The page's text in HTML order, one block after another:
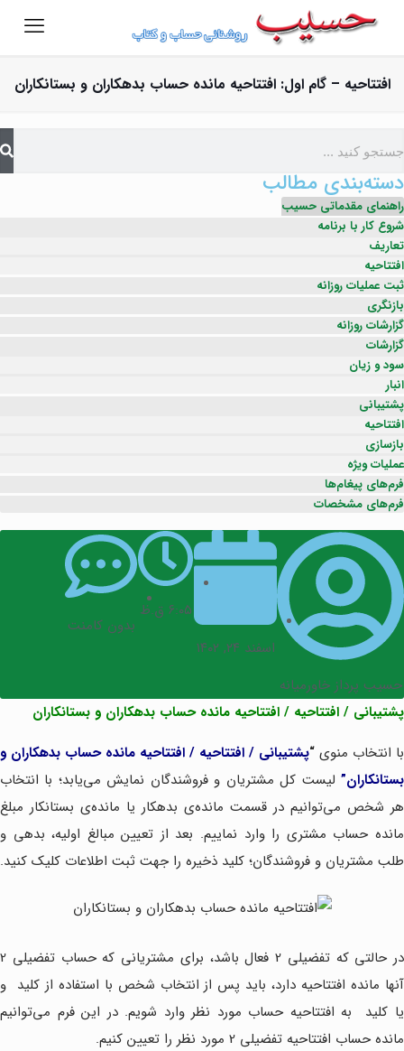
افتتاحیه – گام اول: افتتاحیه مانده حساب بدهکاران و بستانکاران
دسته‌بندی مطالب
راهنمای مقدماتی حسیب
شروع کار با برنامه
تعاریف
افتتاحیه
ثبت عملیات روزانه
بازنگری
گزارشات روزانه
گزارشات
سود و زیان
انبار
پشتیبانی
افتتاحیه
بازسازی
عملیات ویژه
فرم‌های پیغام‌ها
فرم‌های مشخصات
حسیب پرداز خاورمیانه
اسفند ۲۴, ۱۴۰۲
۶:۰۵ ق.ظ
بدون کامنت
پشتیبانی / افتتاحیه / افتتاحیه مانده حساب بدهکاران و بستانکاران
با انتخاب منوی “پشتیبانی / افتتاحیه / افتتاحیه مانده حساب بدهکاران و
بستانکاران” لیست کل مشتریان و فروشندگان نمایش می‌یابد؛ با انتخاب
هر شخص می‌توانیم در قسمت مانده‌ی بدهکار یا مانده‌ی بستانکار مبلغ
مانده حساب مشتری را وارد نماییم. بعد از تعیین مبالغ اولیه، بدهی و
طلب مشتریان و فروشندگان؛ کلید ذخیره را جهت ثبت اطلاعات کلیک کنید.
در حالتی که تفضیلی 2 فعال باشد، برای مشتریانی که حساب تفضیلی 2
آنها مانده افتتاحیه دارد، باید پس از انتخاب شخص با استفاده از کلید و
یا کلید
به افتتاحیه حساب مورد نظر وارد شویم. در این فرم می‌توانیم
مانده حساب افتتاحیه تفضیلی 2 مورد نظر را تعیین کنیم.